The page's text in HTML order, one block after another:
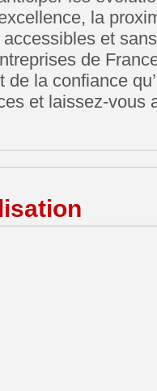
la
et
de
de la confiance
et laissez-vous